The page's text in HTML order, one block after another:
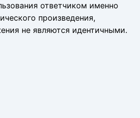
ответчиком именно
произведения,
не являются идентичными.